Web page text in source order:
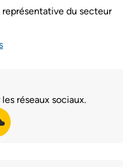
du secteur
réseaux sociaux.
Instagram
page Youtube
notre page